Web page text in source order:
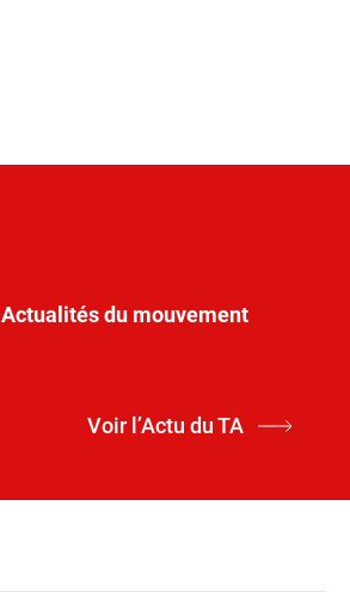
Actualités du mouvement
Voir l’Actu du TA